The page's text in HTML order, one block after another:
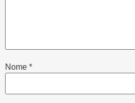
Nome *